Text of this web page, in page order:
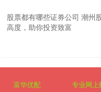
股票都有哪些证券公司 潮州
高度，助你投资致富
富华优配 专业网上